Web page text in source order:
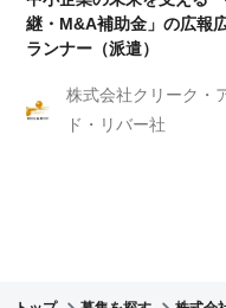
継・M&A補助金」の広報
ランナー（派遣）
株式会社クリーク・
ド・リバー社